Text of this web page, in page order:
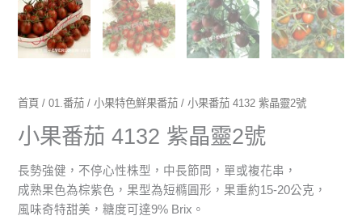
首頁 /01.番茄 /小果特色鮮果番茄 / 小果番茄 4132 紫晶靈2號
小果番茄 4132 紫晶靈2號
長勢強健，不停心性株型，中長節間，單或複花串，
成熟果色為棕紫色，果型為短橢圓形，果重約15-20公克，
風味奇特甜美，糖度可達9% Brix。